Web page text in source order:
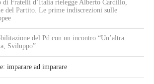
di Fratelli d’Italia rielegge Alberto Cardillo,
del Partito. Le prime indiscrezioni sulle
del Pd con un incontro “Un’altra
Sviluppo”
imparare ad imparare